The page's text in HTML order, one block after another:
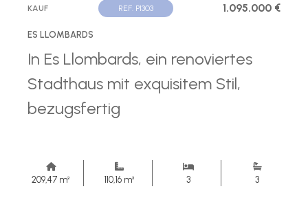
KAUF REF. P1303 1.095.000 €
ES LLOMBARDS
In Es Llombards, ein renoviertes
Stadthaus mit exquisitem Stil,
bezugsfertig
209,47 m² 110,16 m² 3 3